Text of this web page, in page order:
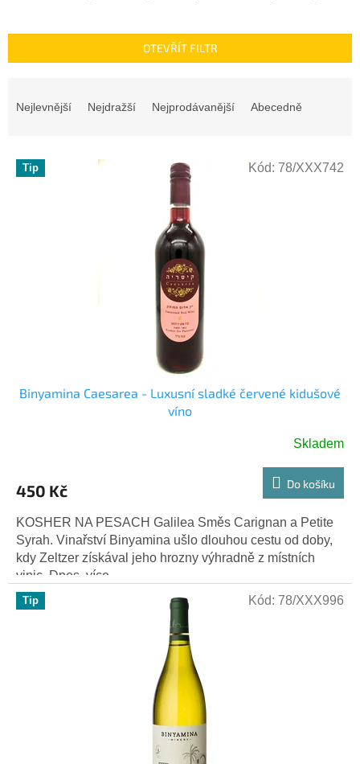
OTEVŘÍT FILTR
n
Nejlevnější Nejdražší Nejprodávanější Abecedně
V Tip
Binyamina Caesarea - Luxusní sladké červené kidušové
víno
produktu
je
5,0
z
5
hvězdiček.
Skladem
450 Kč Do košíku
KOSHER NA PESACH Galilea Směs Carignan a Petite
Syrah. Vinařství Binyamina ušlo dlouhou cestu od doby,
kdy Zeltzer získával jeho hrozny výhradně z místních
vinic. Dnes, více...
Kód: 78/XXX742
Tip Kód: 78/XXX996